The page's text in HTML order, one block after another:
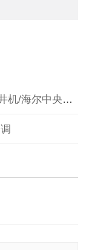
上一篇：海尔中央空调直流变频商用天井机/海尔中央空调